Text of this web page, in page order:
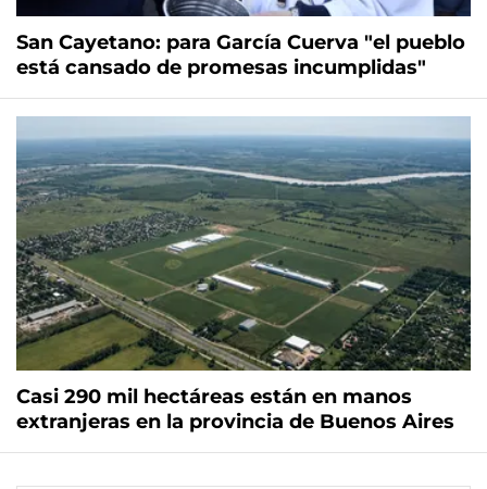
San Cayetano: para García Cuerva "el pueblo
está cansado de promesas incumplidas"
Casi 290 mil hectáreas están en manos
extranjeras en la provincia de Buenos Aires